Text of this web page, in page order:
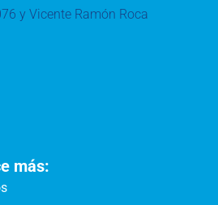
y Vicente Ramón Roca
más: